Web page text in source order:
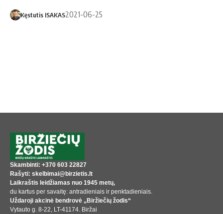
Kęstutis ISAKAS2021-06-25
Skambinti: +370 603 22827
Rašyti: skelbimai@birzietis.lt
Laikraštis leidžiamas nuo 1945 metų,
du kartus per savaitę: antradieniais ir penktadieniais.
Uždaroji akcinė bendrovė „Biržiečių žodis“
Vytauto g. 8-22, LT-41174. Biržai